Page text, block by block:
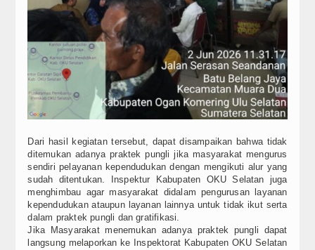
Dari hasil kegiatan tersebut, dapat disampaikan bahwa tidak
ditemukan adanya praktek pungli jika masyarakat mengurus
sendiri pelayanan kependudukan dengan mengikuti alur yang
sudah ditentukan. Inspektur Kabupaten OKU Selatan juga
menghimbau agar masyarakat didalam pengurusan layanan
kependudukan ataupun layanan lainnya untuk tidak ikut serta
dalam praktek pungli dan gratifikasi.
Jika Masyarakat menemukan adanya praktek pungli dapat
langsung melaporkan ke Inspektorat Kabupaten OKU Selatan